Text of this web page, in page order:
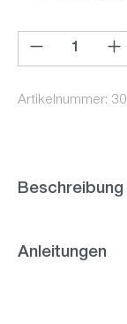
Produkt
Artikelnummer:
Beschreibung
Anleitungen